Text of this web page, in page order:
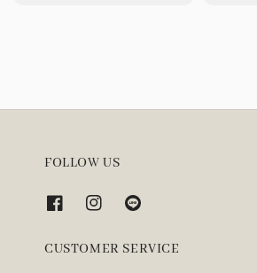
FOLLOW US
CUSTOMER SERVICE